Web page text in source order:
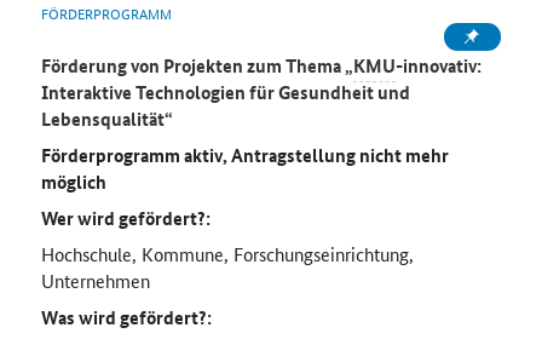
FÖRDERPROGRAMM
Förderung von Projekten zum Thema „KMU-innovativ:
Interaktive Technologien für Gesundheit und
Lebensqualität“
Förderprogramm aktiv, Antragstellung nicht mehr
möglich
Wer wird gefördert?:
Hochschule, Kommune, Forschungseinrichtung,
Unternehmen
Was wird gefördert?: